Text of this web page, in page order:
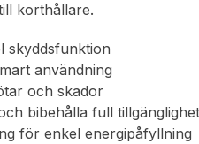
korthållare.
skyddsfunktion
användning
och skador
bibehålla full
för enkel energipåfyllning